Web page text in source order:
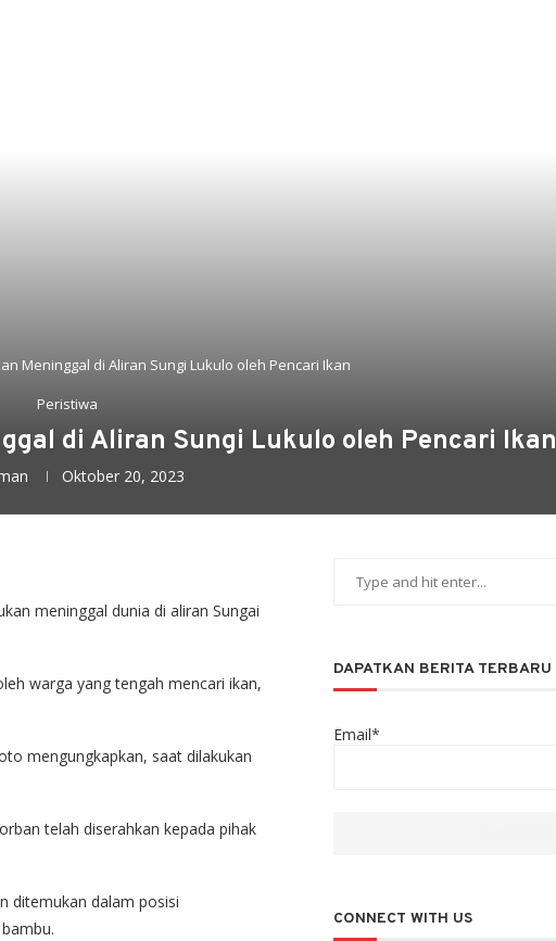
Meninggal di Aliran Sungi Lukulo oleh Pencari Ikan
Peristiwa
di Aliran Sungi Lukulo oleh Pencari Ikan
Oktober 20, 2023
meninggal dunia di aliran Sungai
warga yang tengah mencari ikan,
mengungkapkan, saat dilakukan
telah diserahkan kepada pihak
ditemukan dalam posisi
DAPATKAN BERITA TERBARU
Email*
CONNECT WITH US